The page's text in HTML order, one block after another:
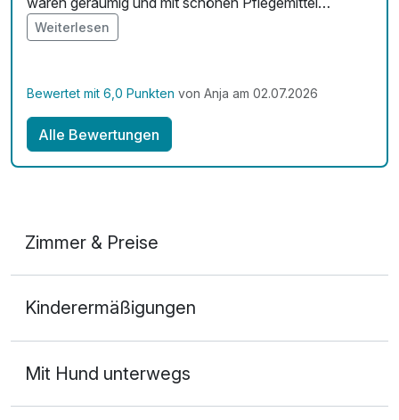
ausgestattet. Wir hatten einen Tisch im Restaurant
reserviert. Das Essen war hervorragend und die
Hotel jederzeit wieder buchen.
Weiterlesen
Bewertet mit 6,0 Punkten von Anja am 02.07.2026
Alle Bewertungen
Zimmer & Preise
2 Erwachsene
Kinderermäßigungen
Mit Hund unterwegs